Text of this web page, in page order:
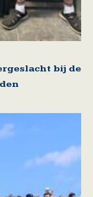
bij de